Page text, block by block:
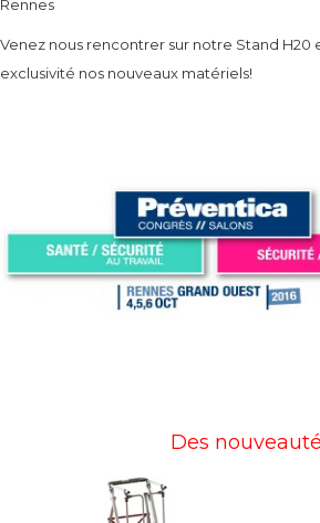
Rennes
Venez nous rencontrer sur notre Stand H20
exclusivité nos nouveaux matériels!
Des